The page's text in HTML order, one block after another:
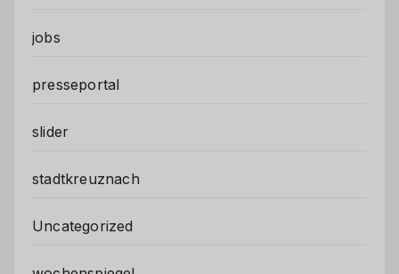
jobs
presseportal
slider
stadtkreuznach
Uncategorized